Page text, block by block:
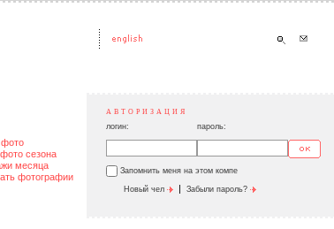
фото
сезона
месяца
фотографии
АВТОРИЗАЦИЯ
логин: пароль:
Запомнить меня на этом компе
Новый чел | Забыли пароль?